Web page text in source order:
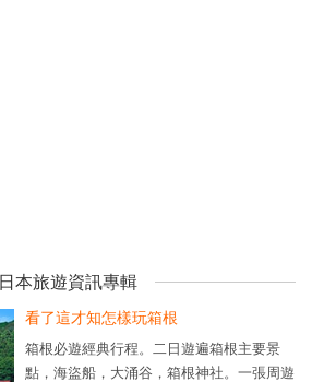
日本旅遊資訊專輯
看了這才知怎樣玩箱根
箱根必遊經典行程。二日遊遍箱根主要景
點，海盜船，大涌谷，箱根神社。一張周遊